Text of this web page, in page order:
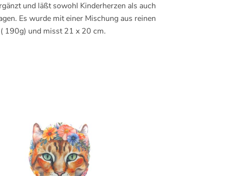
und läßt sowohl Kinderherzen als auch
Es wurde mit einer Mischung aus reinen
190g) und misst 21 x 20 cm.